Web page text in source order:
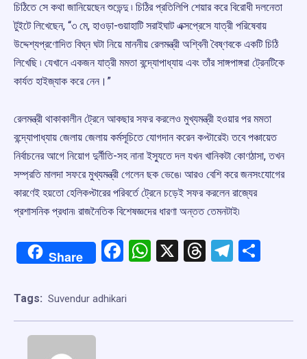
চিঠিতে সে কথা জানিয়েছেন শুভেন্দু ৷ চিঠির প্রতিলিপি শেয়ার করে বিরোধী দলনেতা
টুইটে লিখেছেন, “৩ মে, হাওড়া-গুয়াহাটি সরাইঘাট এক্সপ্রেসে যাত্রী পরিষেবায়
উদ্দেশ্যপ্রণোদিত বিঘ্ন ঘটা নিয়ে মাননীয় রেলমন্ত্রী অশ্বিনী বৈষ্ণবকে একটি চিঠি
লিখেছি ৷ যেখানে একজন যাত্রী মমতা বন্দ্যোপাধ্যায় এবং তাঁর সাঙ্গপাঙ্গরা ট্রেনটিকে
কার্যত হাইজ্যাক করে নেন।”
রেলমন্ত্রী থাকাকালীন ট্রেনে আকছার সফর করলেও মুখ্যমন্ত্রী হওয়ার পর মমতা
বন্দ্যোপাধ্যায় জেলায় জেলায় কর্মসূচিতে যোগদান করেন কপ্টারেই৷ তবে পঞ্চায়েত
নির্বাচনের আগে নিয়োগ দুর্নীতি-সহ নানা ইস্যুতে দল যখন খানিকটা কোণঠাসা, তখন
সম্প্রতি মালদা সফরে মুখ্যমন্ত্রী গেলেন ছক ভেঙে৷ আরও বেশি করে জনসংযোগের
কারণেই হয়তো হেলিকপ্টারের পরিবর্তে ট্রেনে চড়েই সফর করলেন রাজ্যের
প্রশাসনিক প্রধান৷ রাজনৈতিক বিশেষজ্ঞদের ধারণা অন্তত তেমনটাই৷
Share Facebook
WhatsApp
X Threads
Tags: Suvendur adhikari